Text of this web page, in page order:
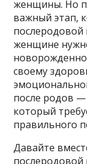
женщины. Но
важный этап,
женщине
своему
после родов
который
правильного
Давайте
послеродовой